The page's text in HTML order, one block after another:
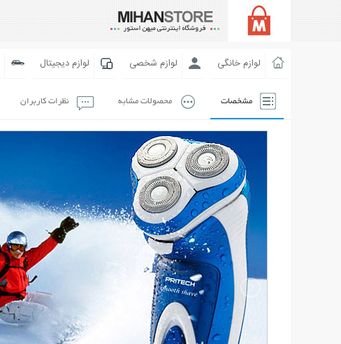
لوازم خانگی لوازم شخصی لوازم دیجیتال
مشخصات محصولات مشابه نظرات کاربران